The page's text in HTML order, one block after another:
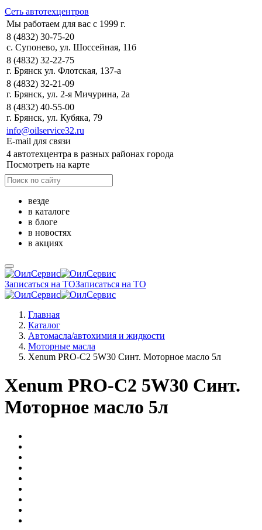
Сеть автотехцентров
Мы работаем для вас с 1999 г.
8 (4832) 30-75-20
с. Супонево, ул. Шоссейная, 11б
8 (4832) 32-22-75
г. Брянск ул. Флотская, 137-а
8 (4832) 32-21-09
г. Брянск, ул. 2-я Мичурина, 2а
8 (4832) 40-55-00
г. Брянск, ул. Кубяка, 79
info@oilservice32.ru
E-mail для связи
4 автотехцентра в разных районах города
Посмотреть на карте
везде
в каталоге
в блоге
в новостях
в акциях
Записаться на ТОЗаписаться на ТО
Главная
Каталог
Автомасла/автохимия и жидкости
Моторные масла
Xenum PRO-C2 5W30 Синт. Моторное масло 5л
Xenum PRO-C2 5W30 Синт.
Моторное масло 5л